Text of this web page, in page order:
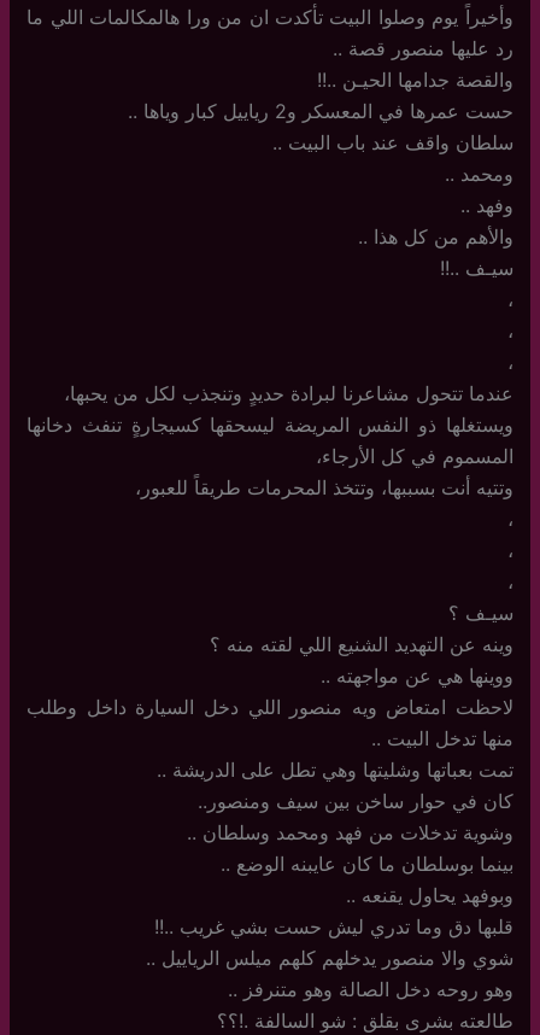
وأخيراً يوم وصلوا البيت تأكدت ان من ورا هالمكالمات اللي ما
رد عليها منصور قصة ..
والقصة جدامها الحيـن ..!!
حست عمرها في المعسكر و2 رياييل كبار وياها ..
سلطان واقف عند باب البيت ..
ومحمد ..
وفهد ..
والأهم من كل هذا ..
سيـف ..!!
،
،
،
عندما تتحول مشاعرنا لبرادة حديدٍ وتنجذب لكل من يحبها،
ويستغلها ذو النفس المريضة ليسحقها كسيجارةٍ تنفث دخانها
المسموم في كل الأرجاء،
وتتيه أنت بسببها، وتتخذ المحرمات طريقاً للعبور،
،
،
،
سيـف ؟
وينه عن التهديد الشنيع اللي لقته منه ؟
ووينها هي عن مواجهته ..
لاحظت امتعاض ويه منصور اللي دخل السيارة داخل وطلب
منها تدخل البيت ..
تمت بعباتها وشليتها وهي تطل على الدريشة ..
كان في حوار ساخن بين سيف ومنصور..
وشوية تدخلات من فهد ومحمد وسلطان ..
بينما بوسلطان ما كان عايبنه الوضع ..
وبوفهد يحاول يقنعه ..
قلبها دق وما تدري ليش حست بشي غريب ..!!
شوي والا منصور يدخلهم كلهم ميلس الرياييل ..
وهو روحه دخل الصالة وهو متنرفز ..
طالعته بشرى بقلق : شو السالفة .!؟؟